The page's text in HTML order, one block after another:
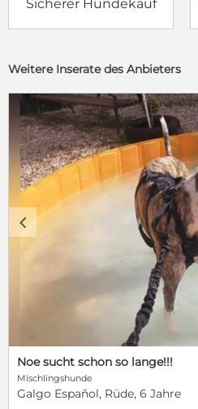
Sicherer Hundekauf
Weitere Inserate des Anbieters
c
Noe sucht schon so lange!!!
Mischlingshunde
Galgo Español, Rüde, 6 Jahre